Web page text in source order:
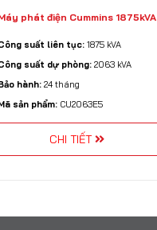
Máy phát điện Cummins 1875kVA
suất liên tục: 1875 kVA
suất dự phòng: 2063 kVA
hành: 24 tháng
sản phẩm: CU2063E5
CHI TIẾT